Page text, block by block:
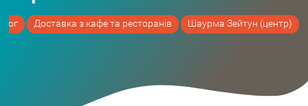
Доставка з кафе та ресторанів Шаурма Зейтун (центр)